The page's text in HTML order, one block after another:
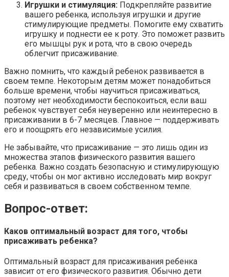
Игрушки и стимуляция: Подкрепляйте развитие
вашего ребенка, используя игрушки и другие
стимулирующие предметы. Помогите ему схватить
игрушку и поднести ее к роту. Это поможет развить
его мышцы рук и рота, что в свою очередь
облегчит присаживание.
Важно помнить, что каждый ребенок развивается в
своем темпе. Некоторым детям может понадобиться
больше времени, чтобы научиться присаживаться,
поэтому нет необходимости беспокоиться, если ваш
ребенок чувствует себя неуверенно или неинтересно в
присаживании в 6-7 месяцев. Главное — поддерживать
его и поощрять его независимые усилия.
Не забывайте, что присаживание — это лишь один из
множества этапов физического развития вашего
ребенка. Важно создать безопасную и стимулирующую
среду, чтобы он мог активно исследовать мир вокруг
себя и развиваться в своем собственном темпе.
Вопрос-ответ:
Каков оптимальный возраст для того, чтобы
присаживать ребенка?
Оптимальный возраст для присаживания ребенка
зависит от его физического развития. Обычно дети